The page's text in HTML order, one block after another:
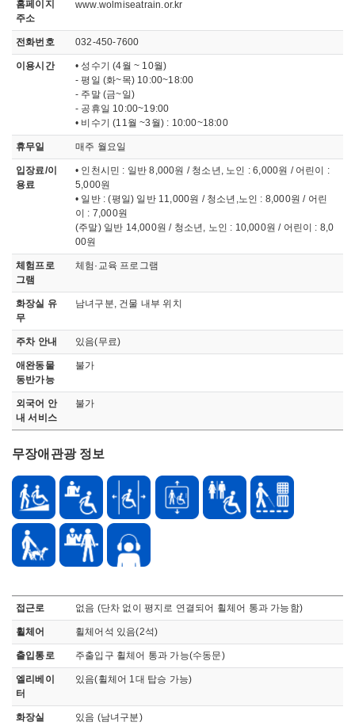
홈페이지
주소
www.wolmiseatrain.or.kr
전화번호 032-450-7600
이용시간
• 성수기 (4월 ~ 10월)
- 평일 (화~목) 10:00~18:00
- 주말 (금~일)
- 공휴일 10:00~19:00
• 비수기 (11월 ~3월) : 10:00~18:00
휴무일 매주 월요일
입장료/이
용료
• 인천시민 : 일반 8,000원 / 청소년, 노인 : 6,000원 / 어린이 :
5,000원
• 일반 : (평일) 일반 11,000원 / 청소년,노인 : 8,000원 / 어린
이 : 7,000원
(주말) 일반 14,000원 / 청소년, 노인 : 10,000원 / 어린이 : 8,0
00원
체험프로
그램
체험·교육 프로그램
화장실 유
무
남녀구분, 건물 내부 위치
주차 안내 있음(무료)
애완동물
동반가능
불가
외국어 안
내 서비스
불가
무장애관광 정보
접근로 없음 (단차 없이 평지로 연결되어 휠체어 통과 가능함)
휠체어 휠체어석 있음(2석)
출입통로 주출입구 휠체어 통과 가능(수동문)
엘리베이
터
있음(휠체어 1대 탑승 가능)
화장실 있음 (남녀구분)